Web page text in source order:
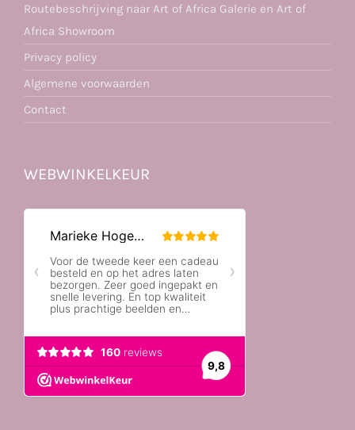
Routebeschrijving naar Art of Africa Galerie en Art of
Africa Showroom
Privacy policy
Algemene voorwaarden
Contact
WEBWINKELKEUR